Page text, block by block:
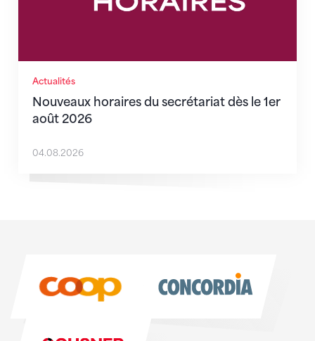
Actualités
Nouveaux horaires du secrétariat dès le 1er
août 2026
04.08.2026